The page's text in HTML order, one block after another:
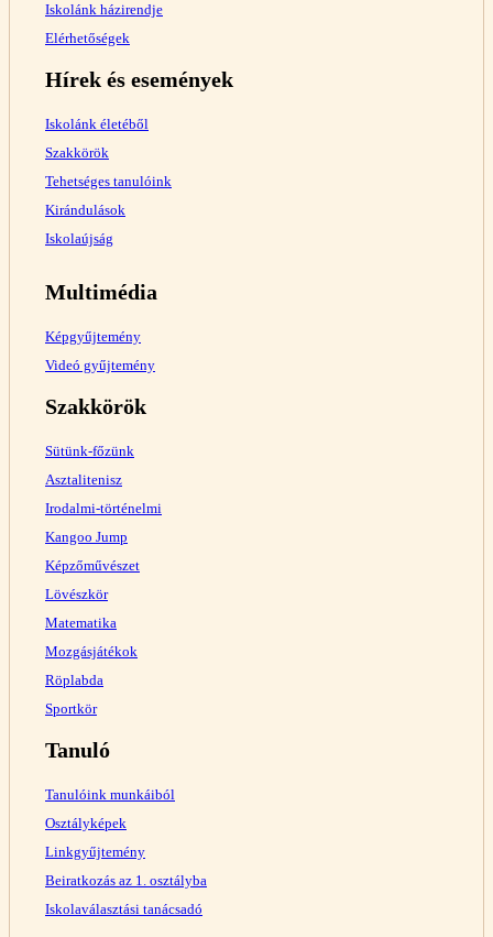
Iskolánk házirendje
Elérhetőségek
Hírek és események
Iskolánk életéből
Szakkörök
Tehetséges tanulóink
Kirándulások
Iskolaújság
Multimédia
Képgyűjtemény
Videó gyűjtemény
Szakkörök
Sütünk-főzünk
Asztalitenisz
Irodalmi-történelmi
Kangoo Jump
Képzőművészet
Lövészkör
Matematika
Mozgásjátékok
Röplabda
Sportkör
Tanuló
Tanulóink munkáiból
Osztályképek
Linkgyűjtemény
Beiratkozás az 1. osztályba
Iskolaválasztási tanácsadó